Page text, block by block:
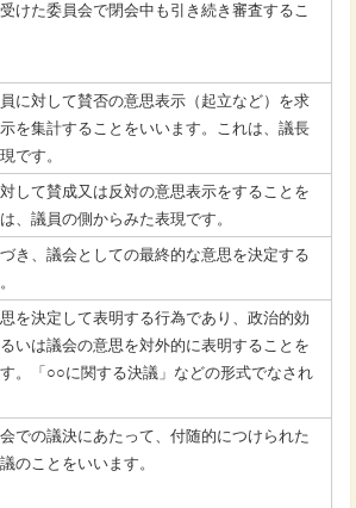
けた委員会で閉会中も引き続き審査するこ
に対して賛否の意思表示（起立など）を求
を集計することをいいます。これは、議長
です。
して賛成又は反対の意思表示をすることを
、議員の側からみた表現です。
き、議会としての最終的な意思を決定する
を決定して表明する行為であり、政治的効
いは議会の意思を対外的に表明することを
。「○○に関する決議」などの形式でなされ
での議決にあたって、付随的につけられた
のことをいいます。